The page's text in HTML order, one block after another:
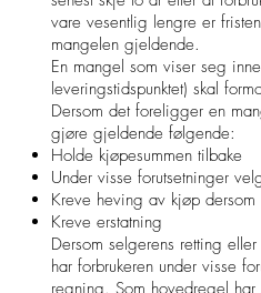
vare vesentlig lengre er
mangelen gjeldende.
En mangel som viser seg
leveringstidspunktet) skal
Dersom det foreligger en
gjøre gjeldende følgende:
Holde kjøpesummen tilbake
Under visse forutsetninger
Kreve heving av kjøp
Kreve erstatning
Dersom selgerens retting
har forbrukeren under visse
regning. Som hovedregel